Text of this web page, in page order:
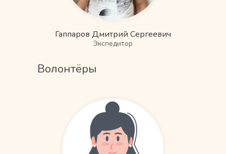
Гаппаров Дмитрий Сергеевич
Экспедитор
Волонтёры